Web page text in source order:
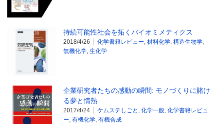
持続可能性社会を拓くバイオミメティクス
2018/4/26 化学書籍レビュー, 材料化学, 構造生物学,
無機化学, 生化学
企業研究者たちの感動の瞬間: モノづくりに賭け
る夢と情熱
2017/4/24 ケムステしごと , 化学一般, 化学書籍レビュ
ー, 有機化学, 有機合成